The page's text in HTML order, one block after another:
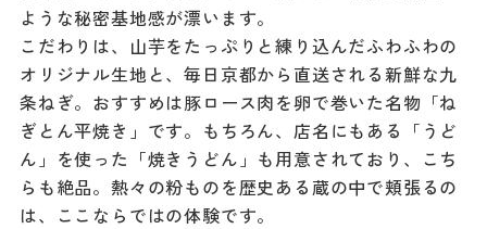
ような秘密基地感が漂います。
こだわりは、山芋をたっぷりと練り込んだふわふわの
オリジナル生地と、毎日京都から直送される新鮮な九
条ねぎ。おすすめは豚ロース肉を卵で巻いた名物「ね
ぎとん平焼き」です。もちろん、店名にもある「うど
ん」を使った「焼きうどん」も用意されており、こち
らも絶品。熱々の粉ものを歴史ある蔵の中で頬張るの
は、ここならではの体験です。